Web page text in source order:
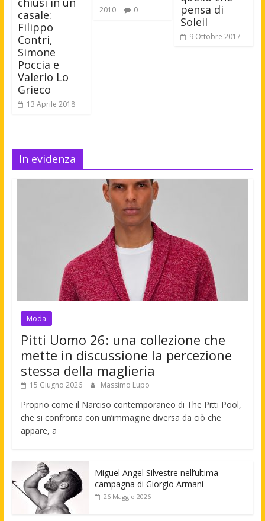
casale:
Filippo
Contri,
Simone
Poccia e
Valerio Lo
Grieco
13 Aprile 2018
2010
0
pensa di
Soleil
9 Ottobre 2017
In evidenza
Moda
Pitti Uomo 26: una collezione che
mette in discussione la percezione
stessa della maglieria
15 Giugno 2026 Massimo Lupo
Proprio come il Narciso contemporaneo di The Pitti Pool,
che si confronta con un’immagine diversa da ciò che
appare, a
Miguel Angel Silvestre nell’ultima
campagna di Giorgio Armani
26 Maggio 2026